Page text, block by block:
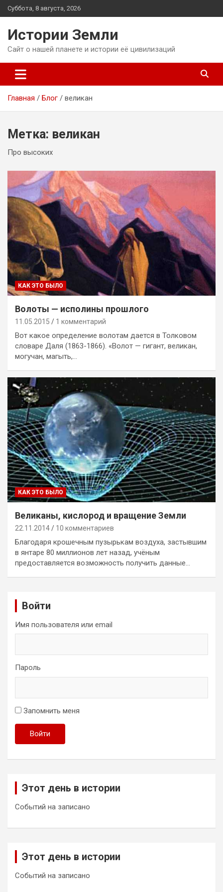
Перейти
к
Суббота, 8 августа, 2026
Истории Земли
Сайт о нашей планете и истории её цивилизаций
Главная Блог великан
Метка: великан
Про высоких
КАК ЭТО БЫЛО
Волоты — исполины прошлого
11.05.2015 1 комментарий
Вот какое определение волотам дается в Толковом
словаре Даля (1863-1866). «Волот — гигант, великан,
могучан, магыть,…
КАК ЭТО БЫЛО
Великаны, кислород и вращение Земли
22.11.2014 10 комментариев
Благодаря крошечным пузырькам воздуха, застывшим
в янтаре 80 миллионов лет назад, учёным
предоставляется возможность получить данные…
Войти
Имя пользователя или email
Пароль
Запомнить меня
Войти
Этот день в истории
Событий на записано
Этот день в истории
Событий на записано